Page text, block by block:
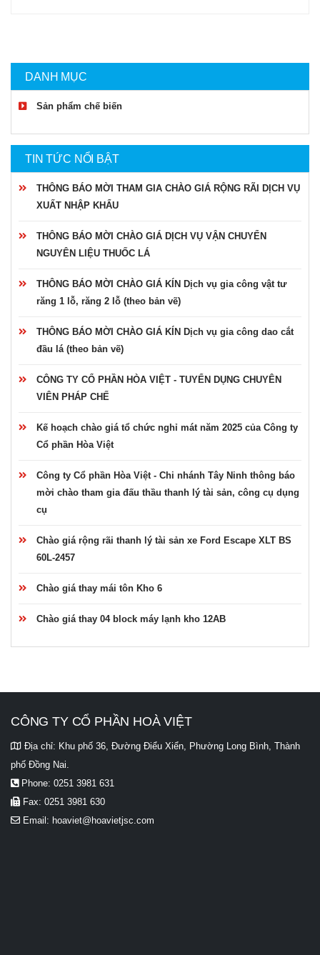
DANH MỤC
Sản phẩm chế biến
TIN TỨC NỔI BẬT
THÔNG BÁO MỜI THAM GIA CHÀO GIÁ RỘNG RÃI DỊCH VỤ
XUẤT NHẬP KHẨU
THÔNG BÁO MỜI CHÀO GIÁ DỊCH VỤ VẬN CHUYỂN
NGUYÊN LIỆU THUỐC LÁ
THÔNG BÁO MỜI CHÀO GIÁ KÍN Dịch vụ gia công vật tư
răng 1 lỗ, răng 2 lỗ (theo bản vẽ)
THÔNG BÁO MỜI CHÀO GIÁ KÍN Dịch vụ gia công dao cắt
đầu lá (theo bản vẽ)
CÔNG TY CỔ PHẦN HÒA VIỆT - TUYỂN DỤNG CHUYÊN
VIÊN PHÁP CHẾ
Kế hoạch chào giá tổ chức nghỉ mát năm 2025 của Công ty
Cổ phần Hòa Việt
Công ty Cổ phần Hòa Việt - Chi nhánh Tây Ninh thông báo
mời chào tham gia đấu thầu thanh lý tài sản, công cụ dụng
cụ
Chào giá rộng rãi thanh lý tài sản xe Ford Escape XLT BS
60L-2457
Chào giá thay mái tôn Kho 6
Chào giá thay 04 block máy lạnh kho 12AB
CÔNG TY CỔ PHẦN HOÀ VIỆT
Địa chỉ: Khu phố 36, Đường Điểu Xiển, Phường Long Bình, Thành
phố Đồng Nai.
Phone: 0251 3981 631
Fax: 0251 3981 630
Email: hoaviet@hoavietjsc.com